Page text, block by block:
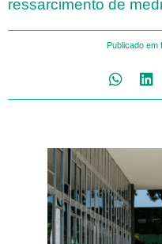
ressarcimento de
Publicado em